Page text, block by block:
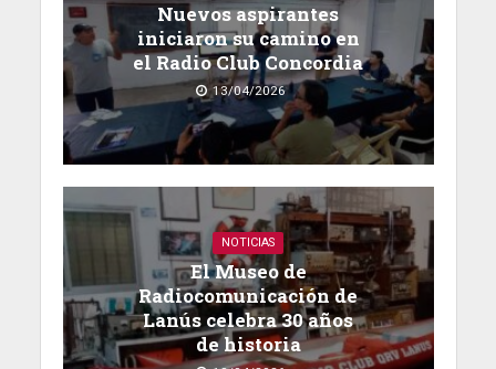
Nuevos aspirantes
iniciaron su camino en
el Radio Club Concordia
13/04/2026
NOTICIAS
El Museo de
Radiocomunicación de
Lanús celebra 30 años
de historia